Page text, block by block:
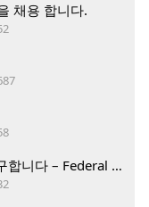
채용 합니다.
Korean BBQ 레스토랑 서버 & 호스트 구합니다 – Federal Way & Tacoma $45-$60/hr (server), $21-23/hr (Host)